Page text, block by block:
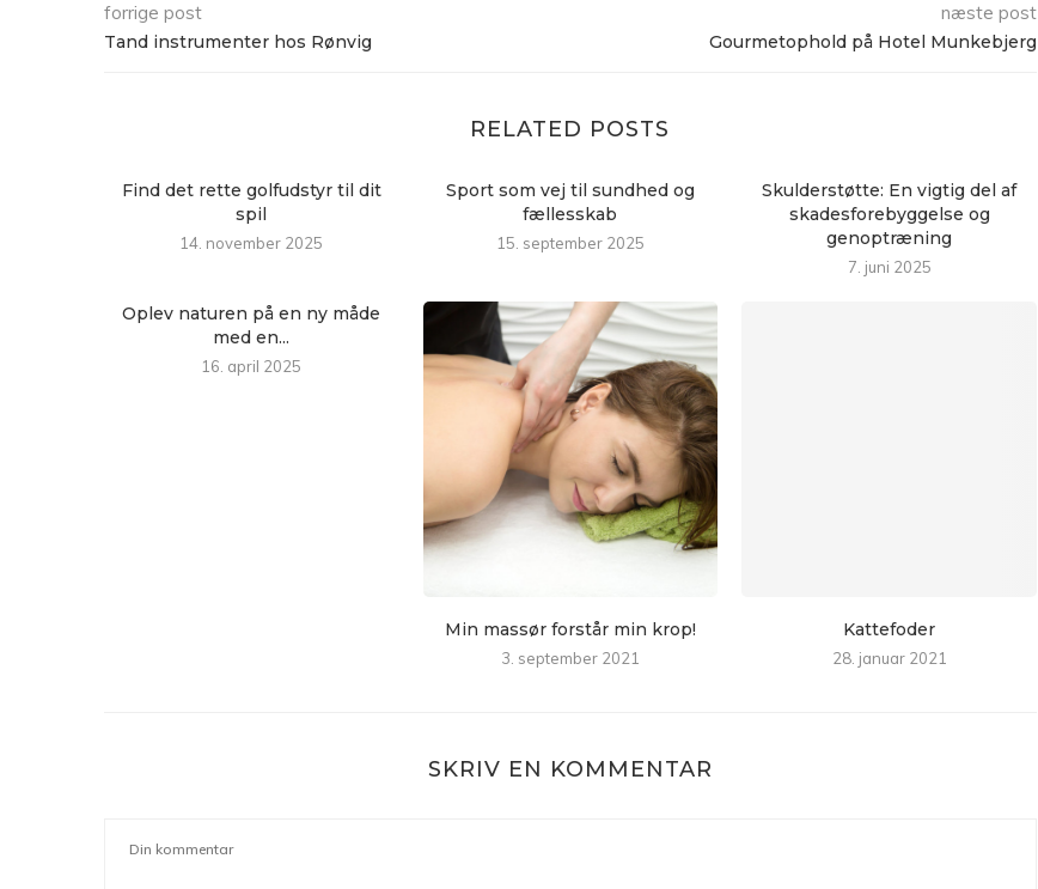
forrige post
Tand instrumenter hos Rønvig
næste post
Gourmetophold på Hotel Munkebjerg
RELATED POSTS
Find det rette golfudstyr til dit
spil
14. november 2025
Sport som vej til sundhed og
fællesskab
15. september 2025
Skulderstøtte: En vigtig del af
skadesforebyggelse og
genoptræning
7. juni 2025
Oplev naturen på en ny måde
med en...
16. april 2025
Min massør forstår min krop!
3. september 2021
Kattefoder
28. januar 2021
SKRIV EN KOMMENTAR